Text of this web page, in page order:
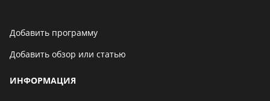
Добавить программу
Добавить обзор или статью
ИНФОРМАЦИЯ